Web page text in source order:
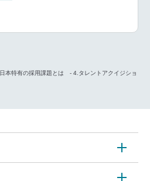
日本特有の採用課題とは - 4.タレントアクイジショ